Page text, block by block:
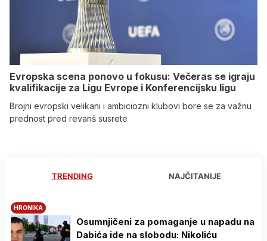
Evropska scena ponovo u fokusu: Večeras se igraju
kvalifikacije za Ligu Evrope i Konferencijsku ligu
Brojni evropski velikani i ambiciozni klubovi bore se za važnu
prednost pred revanš susrete
TRENDING NAJČITANIJE
HRONIKA
Osumnjičeni za pomaganje u napadu na
Dabića ide na slobodu: Nikoliću